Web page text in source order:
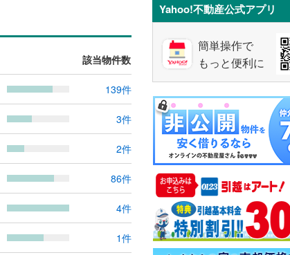
該当物件数
139件
3件
2件
86件
4件
1件
Yahoo!不動産公式アプリ
簡単操作で
もっと便利に